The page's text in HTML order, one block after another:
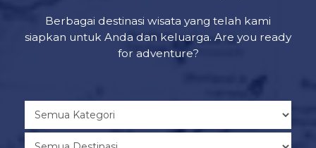
Berbagai destinasi wisata yang telah kami
siapkan untuk Anda dan keluarga. Are you ready
for adventure?